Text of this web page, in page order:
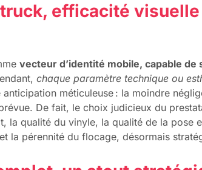
efficacité
vecteur d’identité mobile, capable de
chaque paramètre technique ou
anticipation méticuleuse : la moindre
De fait, le choix judicieux du
la qualité du vinyle, la qualité de la pose
la pérennité du flocage, désormais